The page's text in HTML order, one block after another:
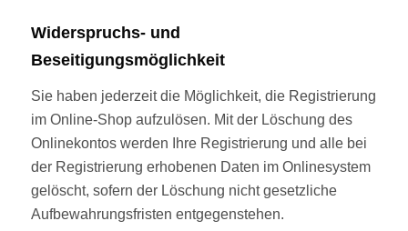
Widerspruchs- und
Beseitigungsmöglichkeit
Sie haben jederzeit die Möglichkeit, die Registrierung
im Online-Shop aufzulösen. Mit der Löschung des
Onlinekontos werden Ihre Registrierung und alle bei
der Registrierung erhobenen Daten im Onlinesystem
gelöscht, sofern der Löschung nicht gesetzliche
Aufbewahrungsfristen entgegenstehen.